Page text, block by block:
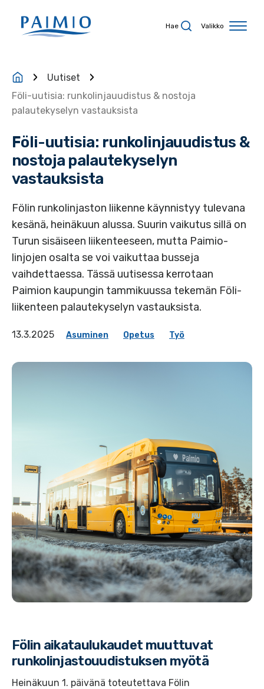
Hae Valikko
Uutiset
Föli-uutisia: runkolinjauudistus & nostoja
palautekyselyn vastauksista
Föli-uutisia: runkolinjauudistus &
nostoja palautekyselyn
vastauksista
Fölin runkolinjaston liikenne käynnistyy tulevana
kesänä, heinäkuun alussa. Suurin vaikutus sillä on
Turun sisäiseen liikenteeseen, mutta Paimio-
linjojen osalta se voi vaikuttaa busseja
vaihdettaessa. Tässä uutisessa kerrotaan
Paimion kaupungin tammikuussa tekemän Föli-
liikenteen palautekyselyn vastauksista.
13.3.2025 Asuminen Opetus Työ
Fölin aikataulukaudet muuttuvat
runkolinjastouudistuksen myötä
Heinäkuun 1. päivänä toteutettava Fölin